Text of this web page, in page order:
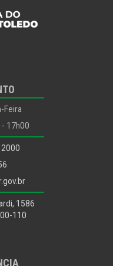
Feira
- 17h00
2000
1586
110